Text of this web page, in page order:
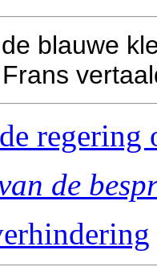
blauwe
Frans
regering
de